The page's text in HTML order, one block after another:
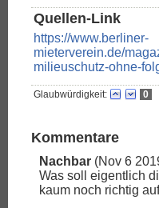
Quellen-Link
https://www.berliner-
mieterverein.de/
milieuschutz-ohne-
Glaubwürdigkeit: 0
Kommentare
Nachbar (Nov 6
Was soll eigentlich
kaum noch richtig